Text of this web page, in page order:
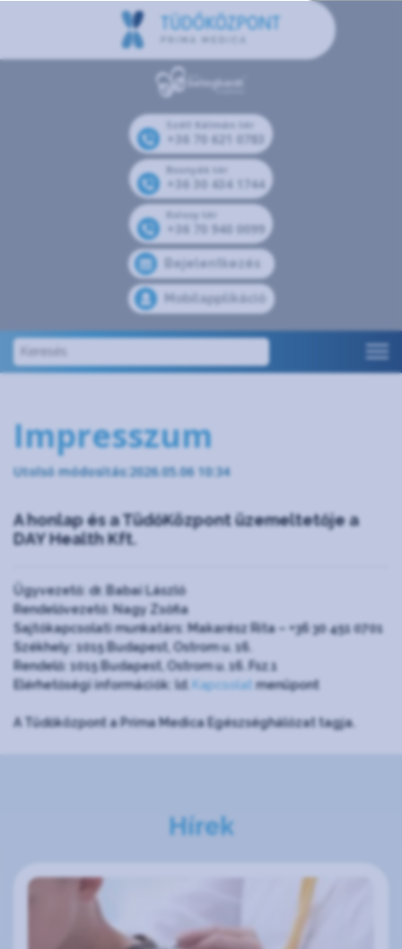
Széll Kálmán tér
+36 70 621 0783
Bosnyák tér
+36 30 434 1744
Kolosy tér
+36 70 940 0099
Bejelentkezés
Mobilapplikáció
Impresszum
Utolsó módosítás:2026.05.06 10:34
A honlap és a TüdőKözpont üzemeltetője a
DAY Health Kft.
Ügyvezető: dr. Babai László
Rendelővezető: Nagy Zsófia
Sajtókapcsolati munkatárs: Makarész Rita – +36 30 451 0701
Székhely: 1015 Budapest, Ostrom u. 16.
Rendelő: 1015 Budapest, Ostrom u. 16. Fsz.1
Elérhetőségi információk: ld. Kapcsolat menüpont
A Tüdőközpont a Prima Medica Egészséghálózat tagja.
Hírek